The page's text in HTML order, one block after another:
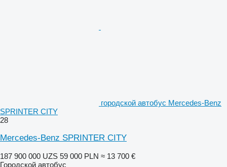
городской автобус Mercedes-Benz
SPRINTER CITY
28
Mercedes-Benz SPRINTER CITY
187 900 000 UZS 59 000 PLN ≈ 13 700 €
Городской автобус